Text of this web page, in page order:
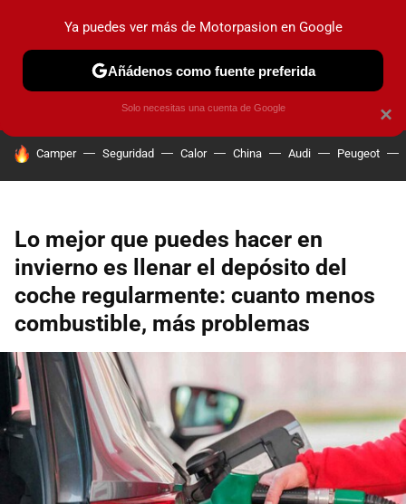
PRUEBAS COCHES ELÉCTRICOS OBSERVATORIO
HOY SE HABLA DE
Camper Seguridad Calor China Audi Peugeot
Lo mejor que puedes hacer en
invierno es llenar el depósito del
coche regularmente: cuanto menos
combustible, más problemas
×
Ya puedes ver más de Motorpasion en Google
Añádenos como fuente preferida
Solo necesitas una cuenta de Google